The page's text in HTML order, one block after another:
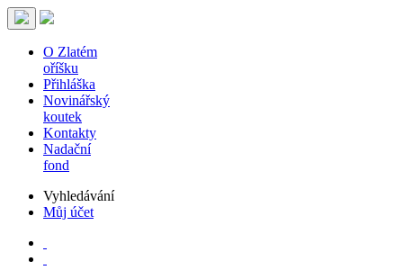
O Zlatém
oříšku
Přihláška
Novinářský
koutek
Kontakty
Nadační
fond
Vyhledávání
Můj účet